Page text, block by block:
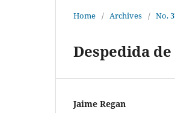
Home / Archives / No.
Despedida
Jaime Regan